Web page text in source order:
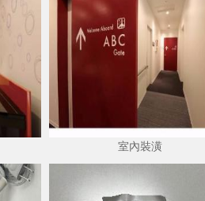
室內裝潢